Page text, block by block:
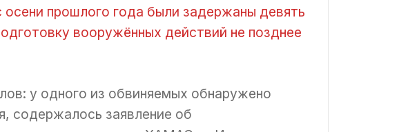
прошлого года были задержаны девять
вооружённых действий не позднее
у одного из обвиняемых обнаружено
содержалось заявление об